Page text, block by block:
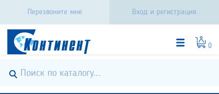
Перезвоните мне Вход и регистрация
0